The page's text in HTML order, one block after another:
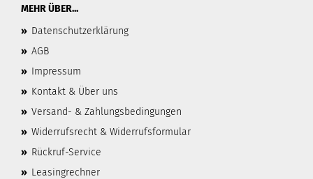
MEHR ÜBER...
» Datenschutzerklärung
» AGB
» Impressum
» Kontakt & Über uns
» Versand- & Zahlungsbedingungen
» Widerrufsrecht & Widerrufsformular
» Rückruf-Service
» Leasingrechner